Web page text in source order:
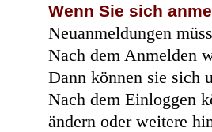
Wenn Sie sich
Neuanmeldungen
Nach dem Anmelden
Dann können sie sich
Nach dem Einloggen
ändern oder weitere